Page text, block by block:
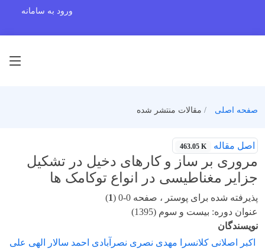
ورود به سامانه
صفحه اصلی مقالات منتشر شده
اصل مقاله 463.05 K
مروری بر ساز و کارهای دخیل در تشکیل
جزایر مغناطیسی در انواع توکامک ها
پذیرفته شده برای پوستر ، صفحه 0-0 ( 1
)
عنوان دوره: بیست و سوم (1395)
نویسندگان
اکبر اصلانی کلانسرا مهدی نصری نصرآبادی احمد سالار الهی علی